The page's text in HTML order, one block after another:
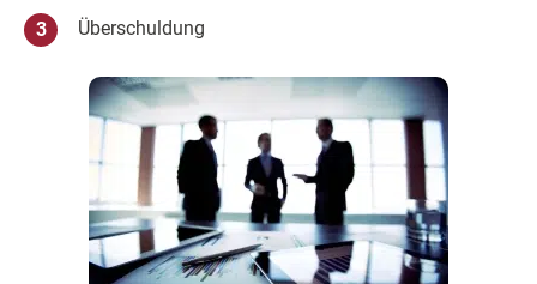
Überschuldung